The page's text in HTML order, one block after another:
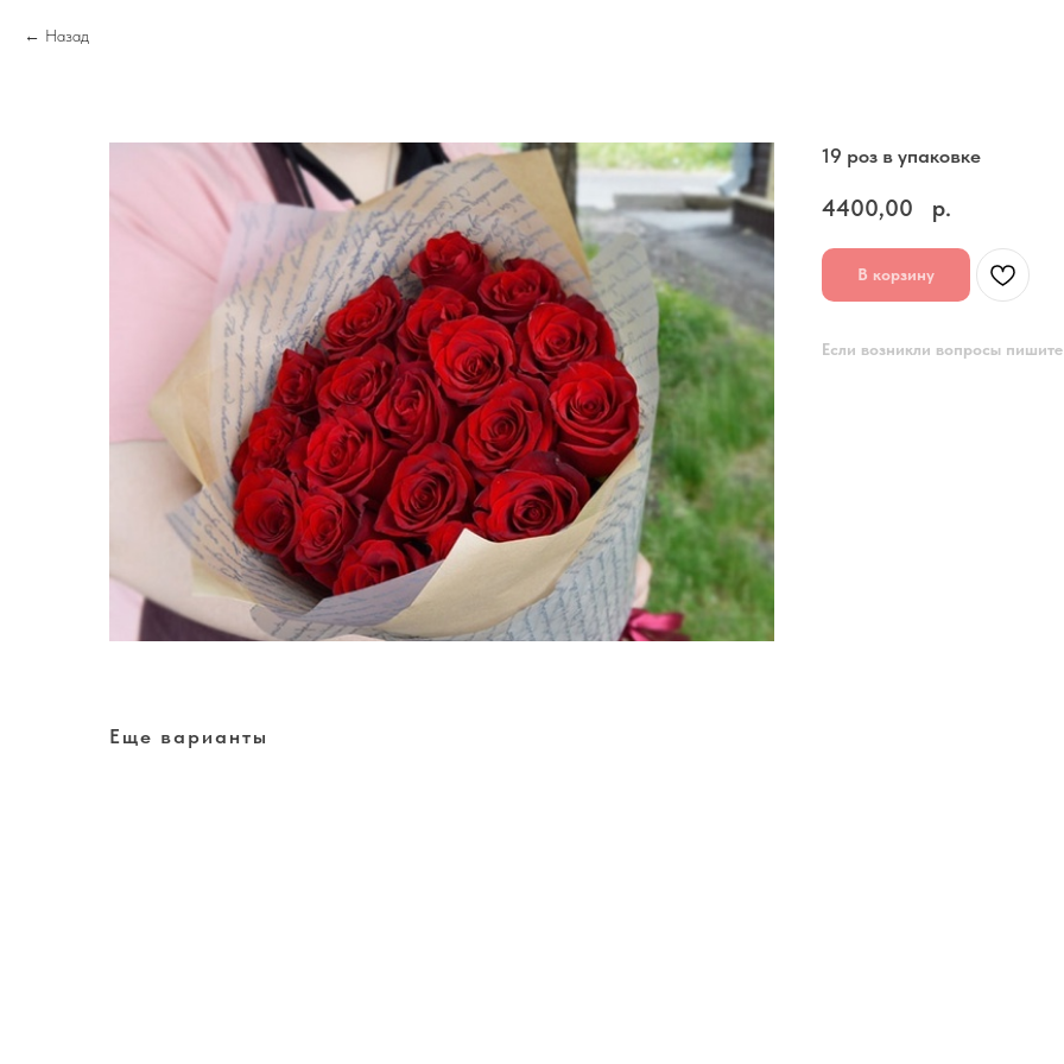
Назад
19 роз в упаковке
4400,00 р.
В корзину
Если возникли вопросы
Еще варианты